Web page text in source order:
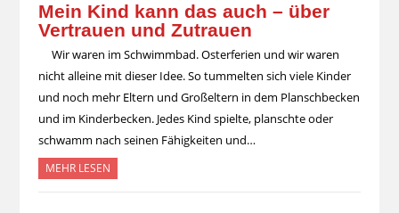
Mein Kind kann das auch – über
Vertrauen und Zutrauen
Wir waren im Schwimmbad. Osterferien und wir waren
nicht alleine mit dieser Idee. So tummelten sich viele Kinder
und noch mehr Eltern und Großeltern in dem Planschbecken
und im Kinderbecken. Jedes Kind spielte, planschte oder
schwamm nach seinen Fähigkeiten und…
MEHR LESEN